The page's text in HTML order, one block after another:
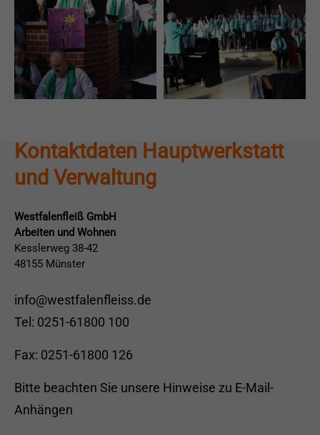
überweisen:
Kontoinhaber: Westfalenfleiß GmbH
IBAN: DE79400501500034546739
BIC: WELADED1MST
Kontaktdaten Hauptwerkstatt
und Verwaltung
Westfalenfleiß GmbH
Arbeiten und Wohnen
Kesslerweg 38-42
48155 Münster
info@westfalenfleiss.de
Tel: 0251-61800 100
Fax: 0251-61800 126
Bitte beachten Sie unsere Hinweise zu E-Mail-
Anhängen